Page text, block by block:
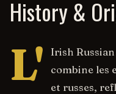
History &
L'
Irish
combine les
et russes,